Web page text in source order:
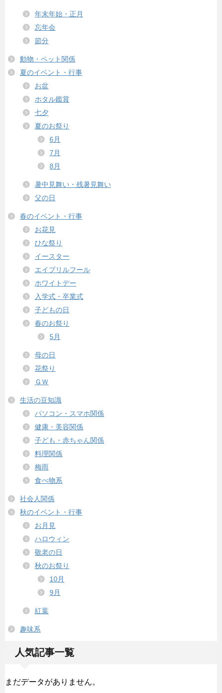
年末年始・正月
忘年会
節分
動物・ペット関係
夏のイベント・行事
お盆
ホタル鑑賞
七夕
夏のお祭り
6月
7月
8月
暑中見舞い・残暑見舞い
父の日
春のイベント・行事
お花見
ひな祭り
イースター
エイプリルフール
ホワイトデー
入学式・卒業式
子どもの日
春のお祭り
5月
母の日
花祭り
ＧＷ
生活の豆知識
パソコン・スマホ関係
健康・美容関係
子ども・赤ちゃん関係
料理関係
梅雨
食べ物系
社会人関係
秋のイベント・行事
お月見
ハロウィン
敬老の日
秋のお祭り
10月
9月
紅葉
趣味系
人気記事一覧
まだデータがありません。